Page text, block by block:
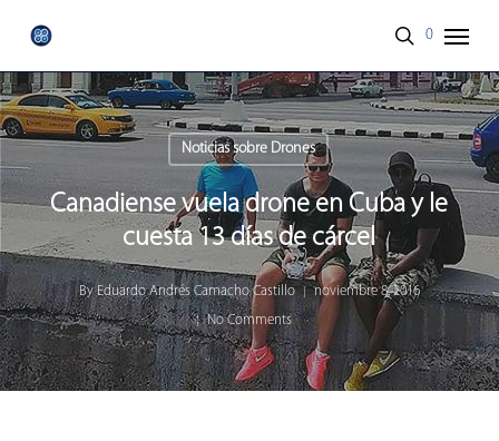
main
content
search
0
Noticias sobre Drones
Canadiense vuela drone en Cuba y le
cuesta 13 días de cárcel
By Eduardo Andrés Camacho Castillo
noviembre 8, 2016
No Comments